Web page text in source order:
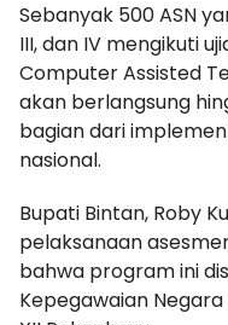
Sebanyak 500 ASN
III, dan IV mengikuti
Computer Assisted
akan berlangsung
bagian dari
nasional.
Bupati Bintan, Roby
pelaksanaan
bahwa program ini
Kepegawaian